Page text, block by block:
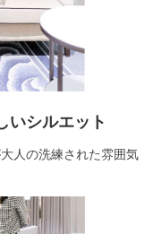
いシルエット
人の洗練された雰囲気